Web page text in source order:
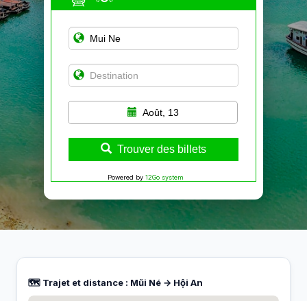
Août, 13
Trouver des billets
Powered by 12Go system
🗺️ Trajet et distance : Mũi Né → Hội An